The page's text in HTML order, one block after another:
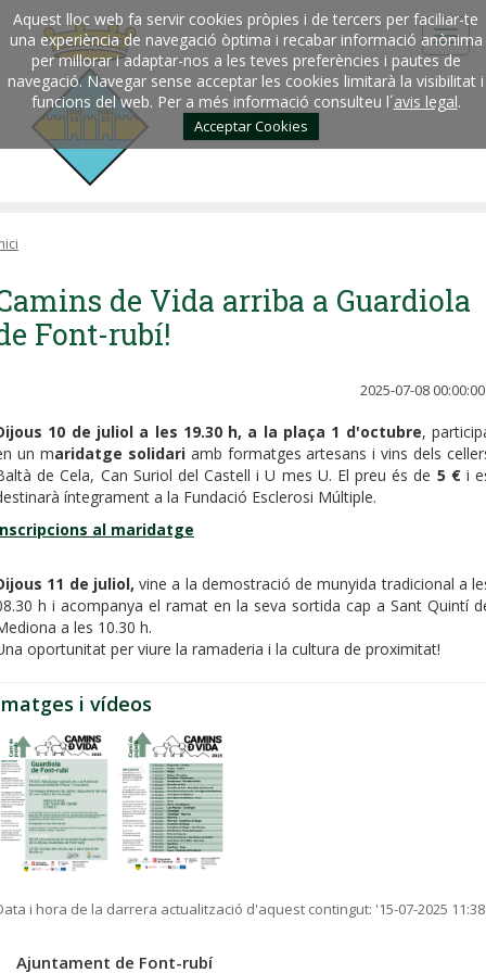
Aquest lloc web fa servir cookies pròpies i de tercers per faciliar-te
una experiència de navegació òptima i recabar informació anònima
per millorar i adaptar-nos a les teves preferències i pautes de
navegació. Navegar sense acceptar les cookies limitarà la visibilitat i
funcions del web. Per a més informació consulteu l´avis legal.
Acceptar Cookies
de Vida arriba a Guardiola
Font-rubí!
2025-07-08 00:00:00
10 de juliol a les 19.30 h, a la plaça 1 d'octubre,
un maridatge solidariamb formatges artesans i vins dels
de Cela, Can Suriol del Castell i U mes U. El preu és de 5 €i
íntegrament a la Fundació Esclerosi Múltiple.
al maridatge
11 de juliol, vine a la demostració de munyida tradicional a
h i acompanya el ramat en la seva sortida cap a Sant Quintí
a les 10.30 h.
oportunitat per viure la ramaderia i la cultura de proximitat!
i vídeos
i hora de la darrera actualització d'aquest contingut: '15-07-2025 11:38
Ajuntament de Font-rubí